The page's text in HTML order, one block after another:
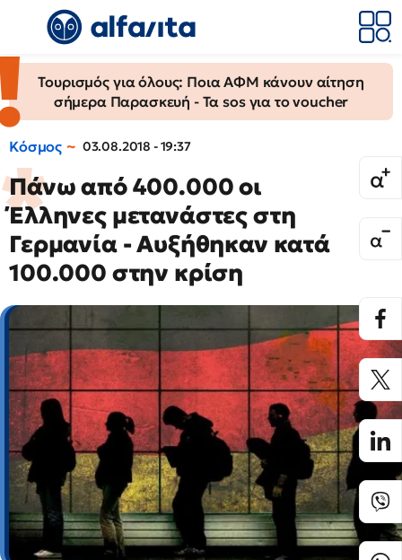
Τουρισμός για όλους: Ποια ΑΦΜ κάνουν αίτηση
σήμερα Παρασκευή - Τα sos για το voucher
Κόσμος 03.08.2018 - 19:37
Πάνω από 400.000 οι
Έλληνες μετανάστες στη
Γερμανία - Αυξήθηκαν κατά
100.000 στην κρίση